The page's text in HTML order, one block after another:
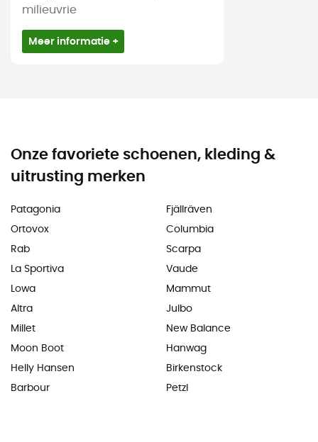
milieuvrie
Meer informatie +
Onze favoriete schoenen, kleding &
uitrusting merken
Patagonia
Ortovox
Rab
La Sportiva
Lowa
Altra
Millet
Moon Boot
Helly Hansen
Barbour
Fjällräven
Columbia
Scarpa
Vaude
Mammut
Julbo
New Balance
Hanwag
Birkenstock
Petzl